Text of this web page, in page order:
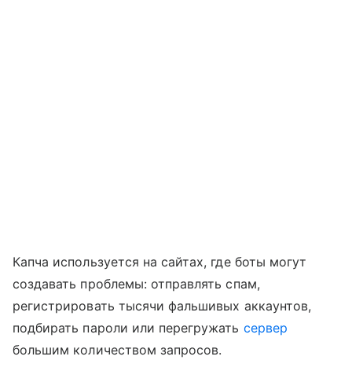
Капча используется на сайтах, где боты могут
создавать проблемы: отправлять спам,
регистрировать тысячи фальшивых аккаунтов,
подбирать пароли или перегружать сервер
большим количеством запросов.